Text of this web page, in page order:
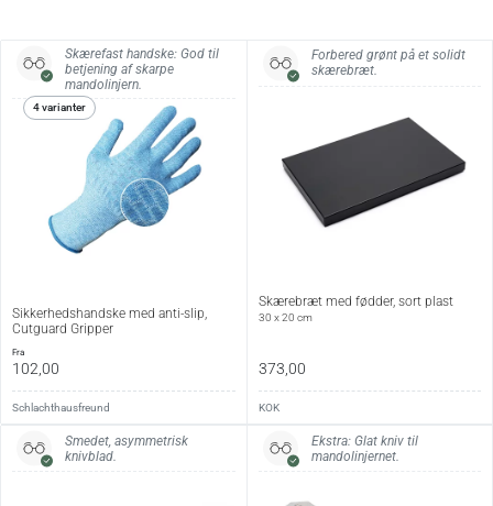
Leveres med én udskiftelig, glat kniv samt en slæde til
fremføring af råvarer. Mandolinjernet er meget skarpt og
bør anvendes med forsigtighed – en sikkerhedshandske
anbefales.
Specifikationer:
Model
Jumbo Benriner No. 120
Længde
Højde
Skærebredde
Skæretykkelse
Ca. 0,5–9 mm (justerbar)
Tilbehør
1 glat kniv samt slæde
Skærefast handske: God til
betjening af skarpe
mandolinjern.
4 varianter
Sikkerhedshandske med anti-slip,
Cutguard Gripper
fra
102,00
Schlachthausfreund
Forbered grønt på et solidt
skærebræt.
Skærebræt med fødder, sort plast
30 x 20 cm
373,00
KOK
Smedet, asymmetrisk
knivblad.
Ekstra: Glat kniv til
mandolinjernet.